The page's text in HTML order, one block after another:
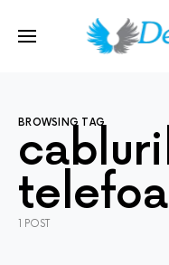
BROWSING TAG
1 POST